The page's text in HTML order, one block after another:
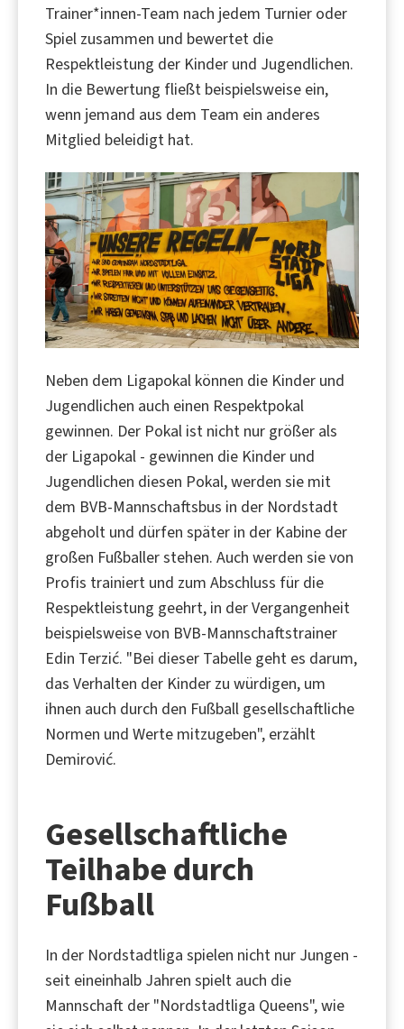
Trainer*innen-Team nach jedem Turnier oder
Spiel zusammen und bewertet die
Respektleistung der Kinder und Jugendlichen.
In die Bewertung fließt beispielsweise ein,
wenn jemand aus dem Team ein anderes
Mitglied beleidigt hat.
Neben dem Ligapokal können die Kinder und
Jugendlichen auch einen Respektpokal
gewinnen. Der Pokal ist nicht nur größer als
der Ligapokal - gewinnen die Kinder und
Jugendlichen diesen Pokal, werden sie mit
dem BVB-Mannschaftsbus in der Nordstadt
abgeholt und dürfen später in der Kabine der
großen Fußballer stehen. Auch werden sie von
Profis trainiert und zum Abschluss für die
Respektleistung geehrt, in der Vergangenheit
beispielsweise von BVB-Mannschaftstrainer
Edin Terzić. "Bei dieser Tabelle geht es darum,
das Verhalten der Kinder zu würdigen, um
ihnen auch durch den Fußball gesellschaftliche
Normen und Werte mitzugeben", erzählt
Demirović.
Gesellschaftliche
Teilhabe durch
Fußball
In der Nordstadtliga spielen nicht nur Jungen -
seit eineinhalb Jahren spielt auch die
Mannschaft der "Nordstadtliga Queens", wie